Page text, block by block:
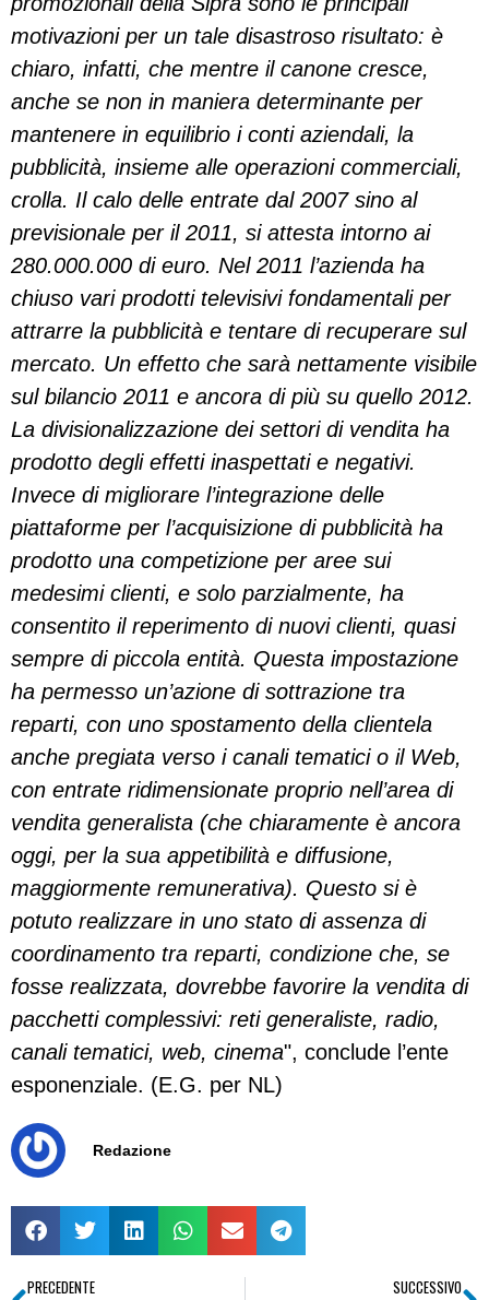
motivazioni per un tale disastroso risultato: è
chiaro, infatti, che mentre il canone cresce,
anche se non in maniera determinante per
mantenere in equilibrio i conti aziendali, la
pubblicità, insieme alle operazioni commerciali,
crolla. Il calo delle entrate dal 2007 sino al
previsionale per il 2011, si attesta intorno ai
280.000.000 di euro. Nel 2011 l’azienda ha
chiuso vari prodotti televisivi fondamentali per
attrarre la pubblicità e tentare di recuperare sul
mercato. Un effetto che sarà nettamente visibile
sul bilancio 2011 e ancora di più su quello 2012.
La divisionalizzazione dei settori di vendita ha
prodotto degli effetti inaspettati e negativi.
Invece di migliorare l’integrazione delle
piattaforme per l’acquisizione di pubblicità ha
prodotto una competizione per aree sui
medesimi clienti, e solo parzialmente, ha
consentito il reperimento di nuovi clienti, quasi
sempre di piccola entità. Questa impostazione
ha permesso un’azione di sottrazione tra
reparti, con uno spostamento della clientela
anche pregiata verso i canali tematici o il Web,
con entrate ridimensionate proprio nell’area di
vendita generalista (che chiaramente è ancora
oggi, per la sua appetibilità e diffusione,
maggiormente remunerativa). Questo si è
potuto realizzare in uno stato di assenza di
coordinamento tra reparti, condizione che, se
fosse realizzata, dovrebbe favorire la vendita di
pacchetti complessivi: reti generaliste, radio,
canali tematici, web, cinema", conclude l’ente
esponenziale. (E.G. per NL)
Redazione
PRECEDENTE SUCCESSIVO